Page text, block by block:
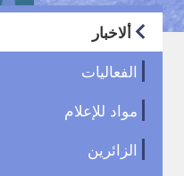
ألاخبار
الفعاليات
مواد للإعلام
الزائرين